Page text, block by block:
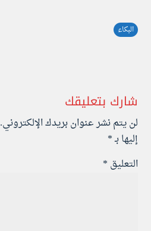
البكاء
شارك بتعليقك
لن يتم نشر عنوان بريدك الإلكتروني.
إليها بـ*
التعليق *